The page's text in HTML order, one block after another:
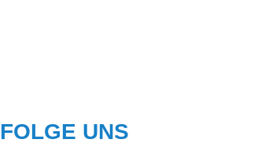
FOLGE UNS